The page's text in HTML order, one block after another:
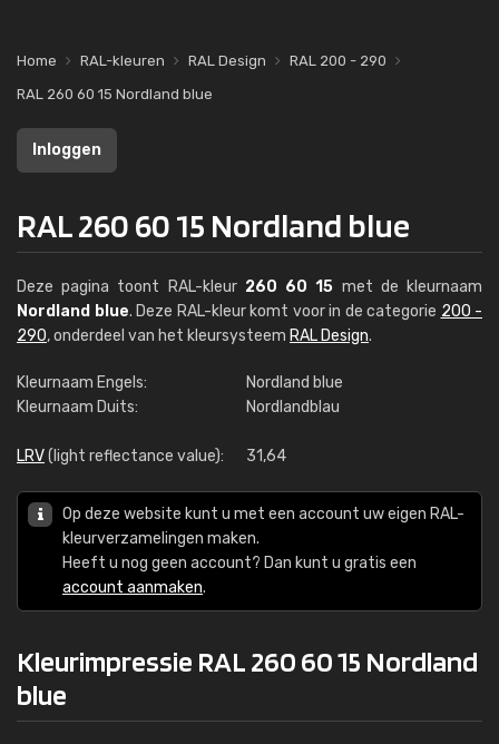
Home RAL-kleuren RAL Design
RAL 200 - 290
RAL 260 60 15 Nordland blue
Inloggen
RAL 260 60 15 Nordland blue
Deze pagina toont RAL-kleur 260 60 15 met de kleurnaam
Nordland blue. Deze RAL-kleur komt voor in de categorie 200 -
290, onderdeel van het kleursysteem RAL Design.
Kleurnaam Engels:
Nordland blue
Kleurnaam Duits:
Nordlandblau
LRV(light reflectance value): 31,64
Op deze website kunt u met een account uw eigen RAL-
kleurverzamelingen maken.
Heeft u nog geen account? Dan kunt u gratis een
account aanmaken.
Kleurimpressie RAL 260 60 15 Nordland
blue